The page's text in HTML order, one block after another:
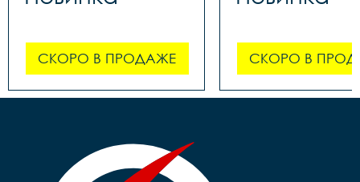
СКОРО В ПРОДАЖЕ СКОРО В